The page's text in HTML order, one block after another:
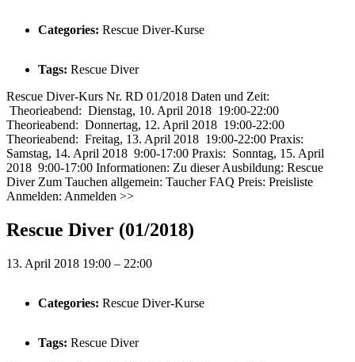
Categories: Rescue Diver-Kurse
Tags: Rescue Diver
Rescue Diver-Kurs Nr. RD 01/2018 Daten und Zeit:
Theorieabend: Dienstag, 10. April 2018 19:00-22:00
Theorieabend: Donnertag, 12. April 2018 19:00-22:00
Theorieabend: Freitag, 13. April 2018 19:00-22:00 Praxis:
Samstag, 14. April 2018 9:00-17:00 Praxis: Sonntag, 15. April
2018 9:00-17:00 Informationen: Zu dieser Ausbildung: Rescue
Diver Zum Tauchen allgemein: Taucher FAQ Preis: Preisliste
Anmelden: Anmelden >>
Rescue Diver (01/2018)
13. April 2018 19:00 – 22:00
Categories: Rescue Diver-Kurse
Tags: Rescue Diver